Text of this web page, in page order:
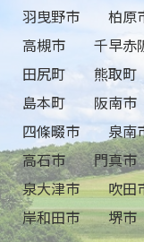
羽曳野市
柏原
高槻市
千早赤
田尻町
熊取町
島本町
阪南市
四條畷市
泉南
高石市
門真市
泉大津市
吹田
岸和田市
堺市